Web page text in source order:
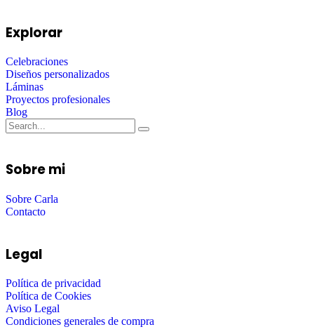
Explorar
Celebraciones
Diseños personalizados
Láminas
Proyectos profesionales
Blog
Sobre mi
Sobre Carla
Contacto
Legal
Política de privacidad
Política de Cookies
Aviso Legal
Condiciones generales de compra